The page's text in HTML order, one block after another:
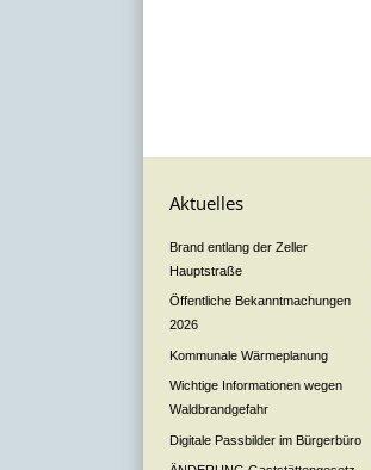
Aktuelles
Brand entlang der Zeller
Hauptstraße
Öffentliche Bekanntmachungen
2026
Kommunale Wärmeplanung
Wichtige Informationen wegen
Waldbrandgefahr
Digitale Passbilder im Bürgerbüro